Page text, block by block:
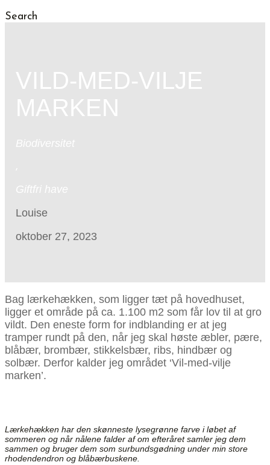
Search
VILD-MED-VILJE
MARKEN
Biodiversitet
,
Giftfri have
Louise
oktober 27, 2023
Bag lærkehækken, som ligger tæt på hovedhuset,
ligger et område på ca. 1.100 m2 som får lov til at gro
vildt. Den eneste form for indblanding er at jeg
tramper rundt på den, når jeg skal høste æbler, pære,
blåbær, brombær, stikkelsbær, ribs, hindbær og
solbær. Derfor kalder jeg området ‘Vil-med-vilje
marken’.
Lærkehækken har den skønneste lysegrønne farve i løbet af
sommeren og når nålene falder af om efteråret samler jeg dem
sammen og bruger dem som surbundsgødning under min store
rhodendendron og blåbærbuskene.